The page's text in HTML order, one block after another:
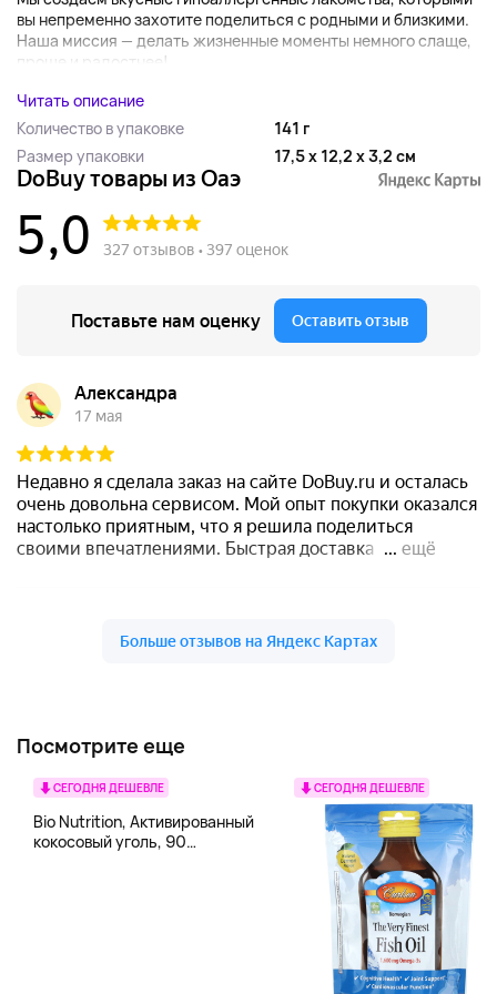
вы непременно захотите поделиться с родными и близкими.
Наша миссия — делать жизненные моменты немного слаще,
проще и радостнее!...
Читать описание
Количество в упаковке
141 г
Размер упаковки
17,5 x 12,2 x 3,2 см
Посмотрите еще
СЕГОДНЯ ДЕШЕВЛЕ
Bio Nutrition, Активированный
кокосовый уголь, 90
СЕГОДНЯ ДЕШЕВЛЕ